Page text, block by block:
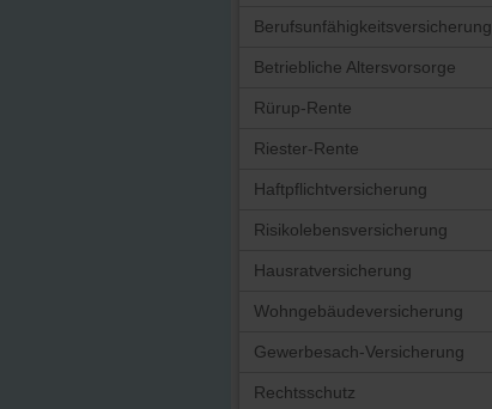
Berufsunfähigkeitsversicherung
Betriebliche Altersvorsorge
Rürup-Rente
Riester-Rente
Haftpflichtversicherung
Risikolebensversicherung
Hausratversicherung
Wohngebäudeversicherung
Gewerbesach-Versicherung
Rechtsschutz